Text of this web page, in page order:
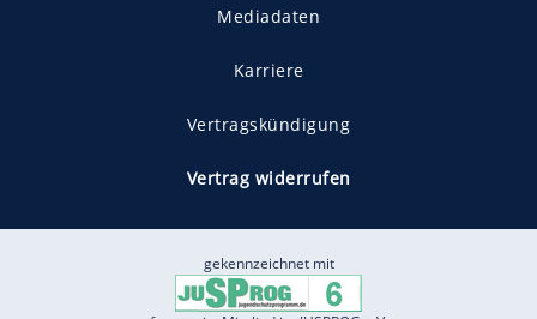
Mediadaten
Karriere
Vertragskündigung
Vertrag widerrufen
gekennzeichnet mit